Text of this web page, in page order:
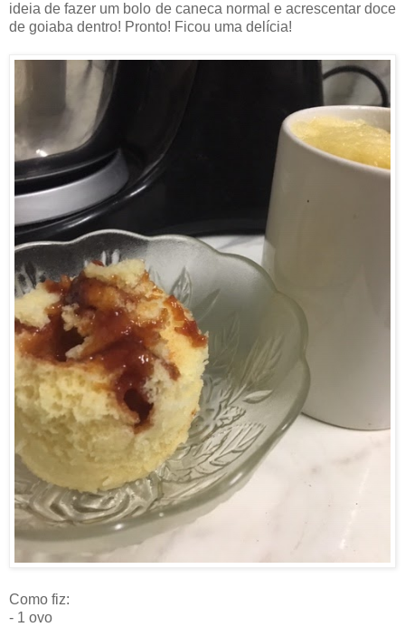
ideia de fazer um bolo de caneca normal e acrescentar doce
de goiaba dentro! Pronto! Ficou uma delícia!
Como fiz:
- 1 ovo